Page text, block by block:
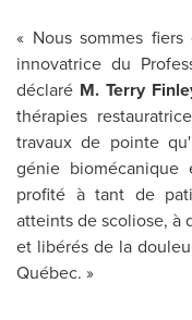
« Nous sommes
innovatrice du
déclaré M. Terry
thérapies
travaux de pointe
génie
profité à tant de
atteints de scoliose, à
et libérés de la
Québec. »